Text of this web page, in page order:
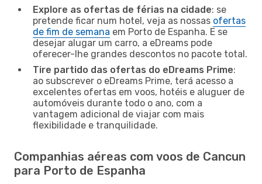
Explore as ofertas de férias na cidade: se
pretende ficar num hotel, veja as nossas ofertas
de fim de semana em Porto de Espanha. E se
desejar alugar um carro, a eDreams pode
oferecer-lhe grandes descontos no pacote total.
Tire partido das ofertas do eDreams Prime:
ao subscrever o eDreams Prime, terá acesso a
excelentes ofertas em voos, hotéis e aluguer de
automóveis durante todo o ano, com a
vantagem adicional de viajar com mais
flexibilidade e tranquilidade.
Companhias aéreas com voos de Cancun
para Porto de Espanha